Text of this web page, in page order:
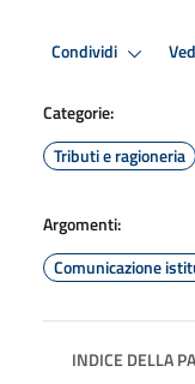
Condividi
Categorie:
Tributi e ragioneria
Argomenti:
Comunicazione
INDICE DELLA